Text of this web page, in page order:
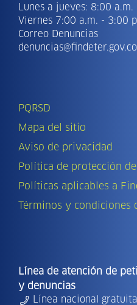
Lunes a jueves: 8:00
Viernes 7:00 a.m. - 3:00
Correo Denuncias
denuncias@findeter.gov.co
PQRSD
Mapa del sitio
Aviso de privacidad
Política de protección
Políticas aplicables a
Términos y condiciones
Línea de atención de
y denuncias
Línea nacional